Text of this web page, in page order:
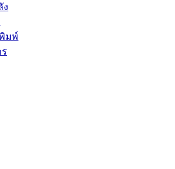
ง
มพ์